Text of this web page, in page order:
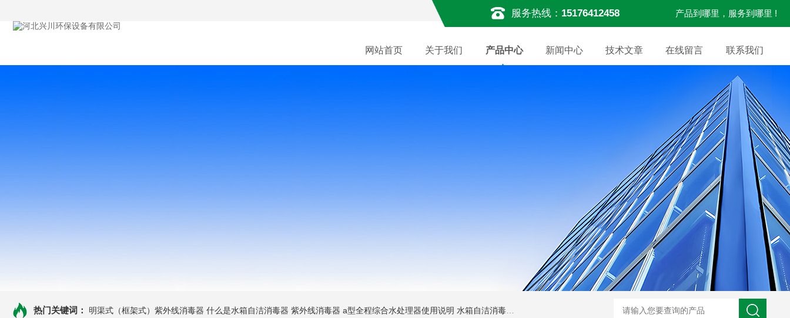
服务热线： 15176412458 产品到哪里，服务到哪里 !
网站首页 关于我们 产品中心 新闻中心 技术文章 在线留言 联系我们
热门关键词： 明渠式（框架式）紫外线消毒器 什么是水箱自洁消毒器 紫外线消毒器 a型全程综合水处理器使用说明 水箱自洁消毒器 a型全程综合水处理器应用范围 水箱自洁消毒器 a型全程综合水处理器安装